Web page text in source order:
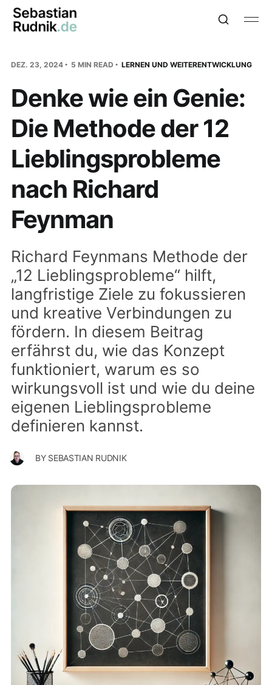
DEZ. 23, 2024 5 MIN READ LERNEN UND WEITERENTWICKLUNG
Denke wie ein Genie:
Die Methode der 12
Lieblingsprobleme
nach Richard
Feynman
Richard Feynmans Methode der
„12 Lieblingsprobleme“ hilft,
langfristige Ziele zu fokussieren
und kreative Verbindungen zu
fördern. In diesem Beitrag
erfährst du, wie das Konzept
funktioniert, warum es so
wirkungsvoll ist und wie du deine
eigenen Lieblingsprobleme
definieren kannst.
BY SEBASTIAN RUDNIK